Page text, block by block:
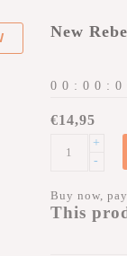
New
0 0 : 0 0 : 0
€14,95
+
-
Buy now,
This